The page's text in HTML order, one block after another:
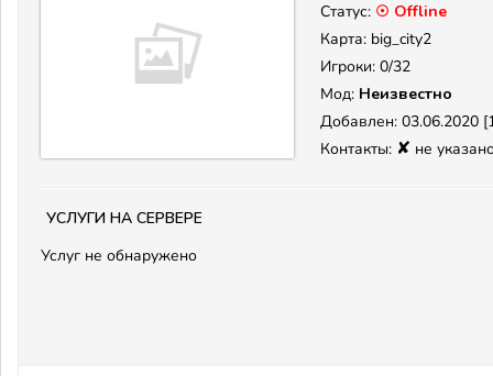
Статус: ☉ Offline
Карта: big_city2
Игроки: 0/32
Мод: Неизвестно
Добавлен: 03.06.2020
Контакты: ✘ не
Услуги на сервере
Услуг не обнаружено